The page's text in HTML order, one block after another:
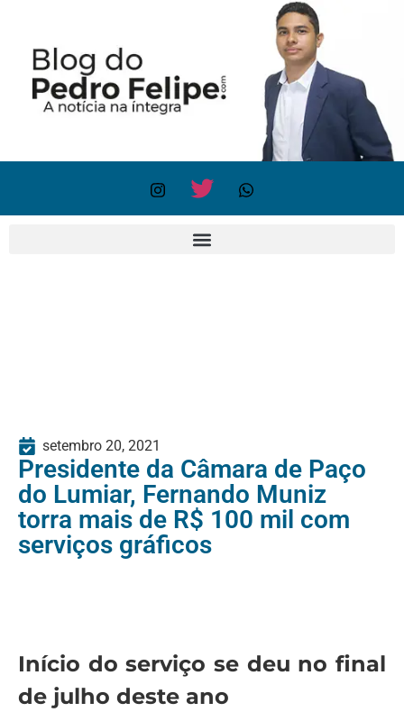
setembro 20, 2021
Presidente da Câmara de Paço
do Lumiar, Fernando Muniz
torra mais de R$ 100 mil com
serviços gráficos
Início do serviço se deu no final
de julho deste ano